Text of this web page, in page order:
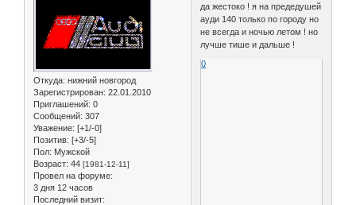
Откуда: нижний новгород
Зарегистрирован: 22.01.2010
Приглашений: 0
Сообщений: 307
Уважение: [+1/-0]
Позитив: [+3/-5]
Пол: Мужской
Возраст: 44 [1981-12-11]
Провел на форуме:
3 дня 12 часов
Последний визит:
да жестоко ! я на предедушей
ауди 140 только по городу но
не всегда и ночью летом ! но
лучше тише и дальше !
0